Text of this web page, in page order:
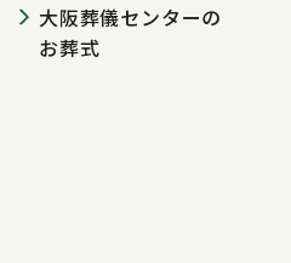
大阪葬儀センターの
お葬式